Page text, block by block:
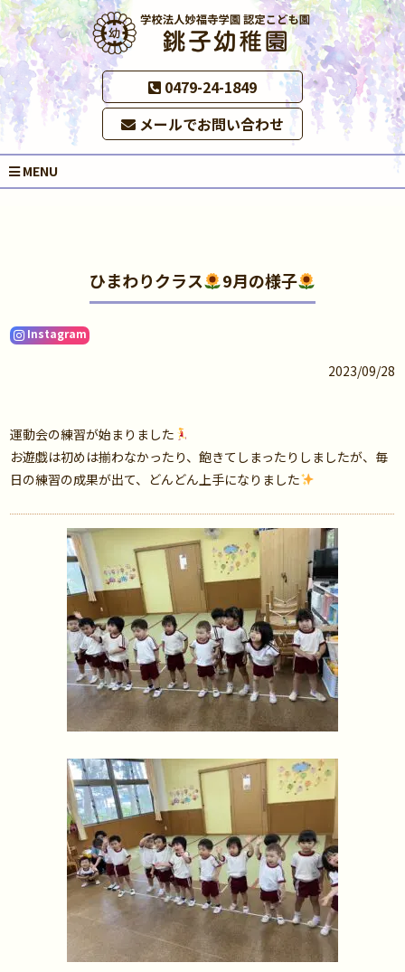
0479-24-1849
メールでお問い合わせ
MENU
ひまわりクラス 9月の様子
Instagram
2023/09/28
運動会の練習が始まりました
お遊戯は初めは揃わなかったり、飽きてしまったりしましたが、毎
日の練習の成果が出て、どんどん上手になりました